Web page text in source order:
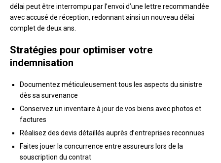
délai peut être interrompu par l’envoi d’une lettre recommandée
avec accusé de réception, redonnant ainsi un nouveau délai
complet de deux ans.
Stratégies pour optimiser votre
indemnisation
Documentez méticuleusement tous les aspects du sinistre
dès sa survenance
Conservez un inventaire à jour de vos biens avec photos et
factures
Réalisez des devis détaillés auprès d’entreprises reconnues
Faites jouer la concurrence entre assureurs lors de la
souscription du contrat